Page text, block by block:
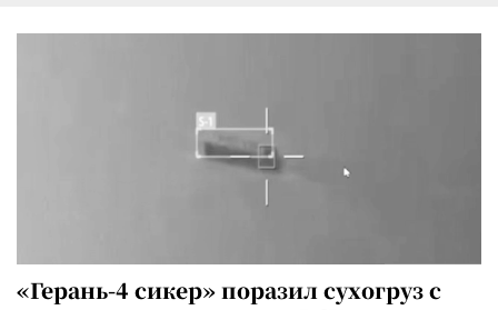
«Герань-4 сикер» поразил сухогруз с